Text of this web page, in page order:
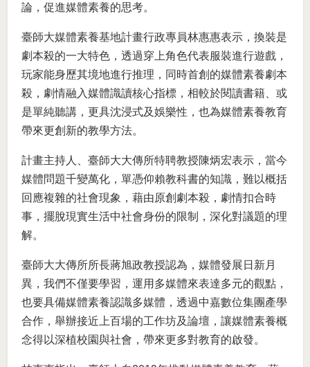
論，促進媒體素養的思考。
臺師大媒體素養基地計畫行政專員林惠惠表示，換裝是
劇本殺的一大特色，透過穿上角色代表服裝進行遊戲，
玩家能身歷其境地進行推理，同時首創的媒體素養劇本
殺，劇情融入媒體識讀核心指標，相較於閱讀書籍、或
是單純聽講，更具沈浸式及娛樂性，也為媒體素養教育
帶來更創新的教學方法。
計畫主持人、臺師大大傳所特聘教授陳炳宏表示，當今
媒體問題千變萬化，單憑仰賴教科書的知識，難以概括
回應複雜的社會現象，藉由原創劇本殺，劇情扣合時
事，擺脫現實生活中社會身份的限制，深化對議題的理
解。
臺師大大傳所所長蔣旭政教授認為，媒體發展日新月
異，我們不僅要學習，運用多媒體來表達多元的觀點，
也要具備媒體素養認識多媒體，透過中嘉數位集團產學
合作，舉辦接近上百場的工作坊及論壇，讓媒體素養概
念得以深植校園與社會，帶來更多對教育的啟發。